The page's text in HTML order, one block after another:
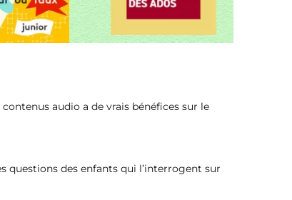
audio a de vrais bénéfices sur le
questions des enfants qui l’interrogent sur